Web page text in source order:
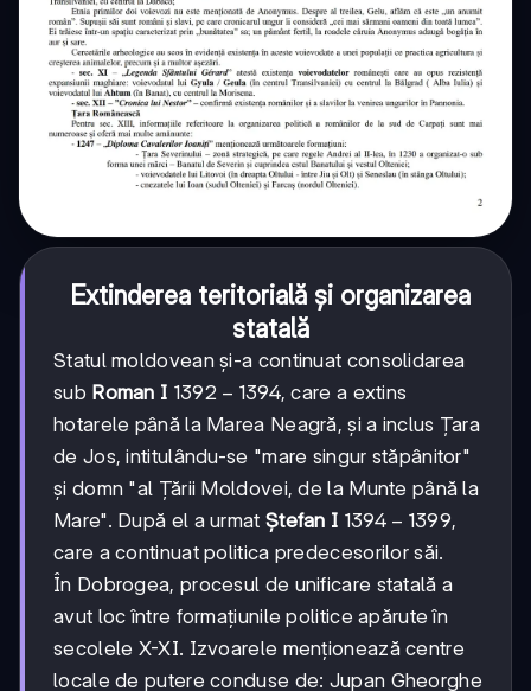
Extinderea teritorială și organizarea
statală
Statul moldovean și-a continuat consolidarea
sub Roman I 1392-
1394
1392 − 1394, care a extins
hotarele până la Marea Neagră, și a inclus Țara
de Jos, intitulându-se "mare singur stăpânitor"
și domn "al Țării Moldovei, de la Munte până la
Mare". După el a urmat Ștefan I 1394-
1399
1394 − 1399,
care a continuat politica predecesorilor săi.
În Dobrogea, procesul de unificare statală a
avut loc între formațiunile politice apărute în
secolele X-XI. Izvoarele menționează centre
locale de putere conduse de: Jupan Gheorghe